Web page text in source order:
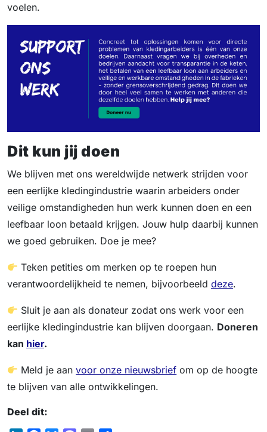
voelen.
Dit kun jij doen
We blijven met ons wereldwijde netwerk strijden voor
een eerlijke kledingindustrie waarin arbeiders onder
veilige omstandigheden hun werk kunnen doen en een
leefbaar loon betaald krijgen. Jouw hulp daarbij kunnen
we goed gebruiken. Doe je mee?
Teken petities om merken op te roepen hun
verantwoordelijkheid te nemen, bijvoorbeeld deze.
Sluit je aan als donateur zodat ons werk voor een
eerlijke kledingindustrie kan blijven doorgaan. Doneren
kan hier.
Meld je aanvoor onze nieuwsbrief om op de hoogte
te blijven van alle ontwikkelingen.
Deel dit: